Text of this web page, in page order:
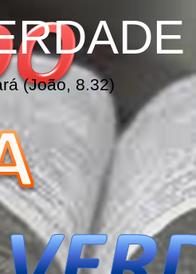
(João, 8.32)